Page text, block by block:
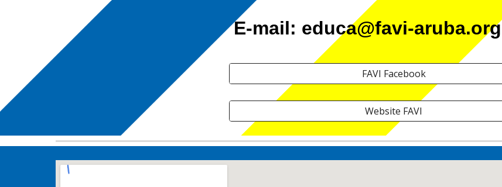
E-mail: educa@favi-aruba.org
FAVI Facebook
Website FAVI